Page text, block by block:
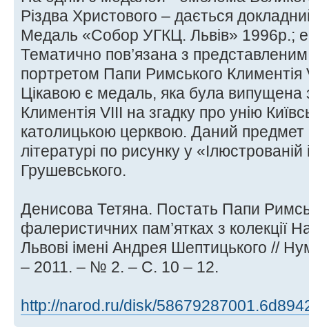
Різдва Христового – дається
Медаль «Собор УГКЦ. Львів» 1996р.;
Тематично пов’язана з
портретом Папи Римського
Цікавою є медаль, яка була
Климентія VIII на згадку про унію
католицькою церквою. Даний предмет
літературі по рисунку у «Ілюстрованій
Грушевського.
Денисова Тетяна. Постать Папи
фалеристичних пам’ятках з колекції
Львові імені Андрея Шептицького //
– 2011. – № 2. – С. 10 – 12.
http://narod.ru/disk/